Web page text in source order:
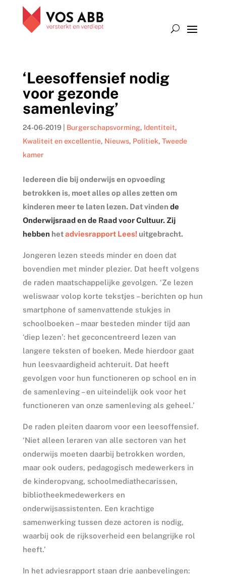
‘Leesoffensief nodig
voor gezonde
samenleving’
24-06-2019| Burgerschapsvorming, Identiteit,
Kwaliteit en excellentie, Nieuws, Politiek, Tweede
kamer
Iedereen die bij onderwijs en opvoeding
betrokken is, moet alles op alles zetten om
kinderen meer te laten lezen. Dat vinden de
Onderwijsraad en de Raad voor Cultuur. Zij
hebben hetadviesrapport Lees!uitgebracht.
Jongeren lezen steeds minder en doen dat
bovendien met minder plezier. Dat heeft volgens
de raden maatschappelijke gevolgen. ‘Ze lezen
weliswaar volop korte tekstjes – berichten op hun
smartphone of samenvattende stukjes in
schoolboeken – maar besteden minder tijd aan
‘diep lezen’: het geconcentreerd lezen van
langere teksten of boeken. Mede hierdoor gaat
hun leesvaardigheid achteruit. Dat heeft
gevolgen voor hun functioneren op school en in
de samenleving – en uiteindelijk ook voor het
functioneren van onze samenleving als geheel.’
De raden pleiten daarom voor een leesoffensief.
‘Niet alleen leraren van alle sectoren van het
onderwijs moeten daarbij betrokken worden,
maar ook ouders, pedagogisch medewerkers in
de kinderopvang, schoolmediathecarissen,
bibliotheekmedewerkers en
onderwijsassistenten. Een krachtige
samenwerking tussen deze actoren is nodig,
waarbij ook de rijksoverheid een belangrijke rol
heeft.’
In het adviesrapport staan drie aanbevelingen: